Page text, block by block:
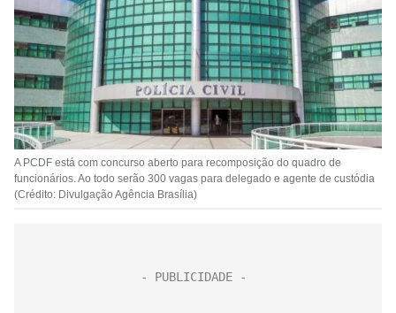
A PCDF está com concurso aberto para recomposição do quadro de
funcionários. Ao todo serão 300 vagas para delegado e agente de custódia
(Crédito: Divulgação Agência Brasília)